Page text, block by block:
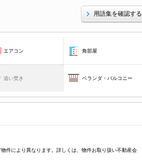
用語集を確認する
エアコン 角部屋
追い焚き ベランダ・バルコニー
件により異なります。詳しくは、物件お取り扱い不動産会